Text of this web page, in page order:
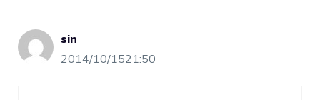
sin
2014/10/1521:50